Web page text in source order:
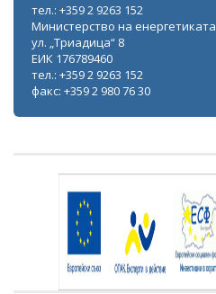
тел.: +359 2 9263 152
Министерство на енергетиката
ул. „Триадица“ 8
ЕИК 176789460
тел.: +359 2 9263 152
факс: +359 2 980 76 30